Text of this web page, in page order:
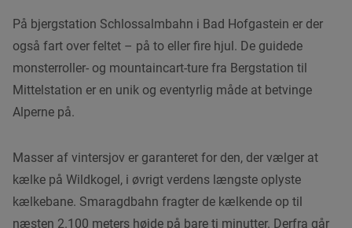
På bjergstation Schlossalmbahn i Bad Hofgastein er der
også fart over feltet – på to eller fire hjul. De guidede
monsterroller- og mountaincart-ture fra Bergstation til
Mittelstation er en unik og eventyrlig måde at betvinge
Alperne på.
Masser af vintersjov er garanteret for den, der vælger at
kælke på Wildkogel, i øvrigt verdens længste oplyste
kælkebane. Smaragdbahn fragter de kælkende op til
næsten 2.100 meters højde på bare ti minutter. Derfra går